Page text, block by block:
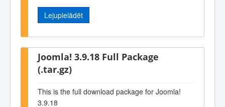
Lejupielādēt
Joomla! 3.9.18 Full Package
(.tar.gz)
This is the full download package for Joomla!
3.9.18